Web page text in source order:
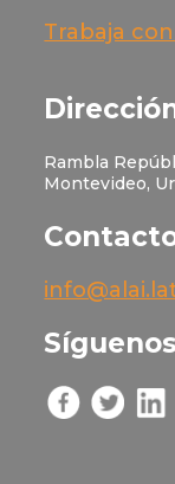
Trabaja
Rambla
Montevideo,
Síguenos